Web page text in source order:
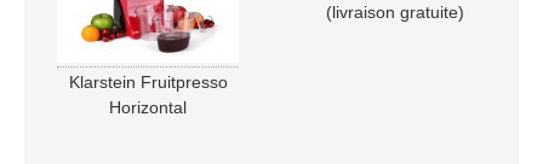
Klarstein Fruitpresso
Horizontal
(livraison gratuite)